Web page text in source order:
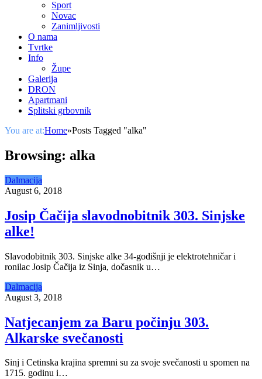
Sport
Novac
Zanimljivosti
O nama
Tvrtke
Info
Župe
Galerija
DRON
Apartmani
Splitski grbovnik
You are at:Home»Posts Tagged "alka"
Browsing: alka
Dalmacija
August 6, 2018
Josip Čačija slavodnobitnik 303. Sinjske
alke!
Slavodobitnik 303. Sinjske alke 34-godišnji je elektrotehničar i
ronilac Josip Čačija iz Sinja, dočasnik u…
Dalmacija
August 3, 2018
Natjecanjem za Baru počinju 303.
Alkarske svečanosti
Sinj i Cetinska krajina spremni su za svoje svečanosti u spomen na
1715. godinu i…